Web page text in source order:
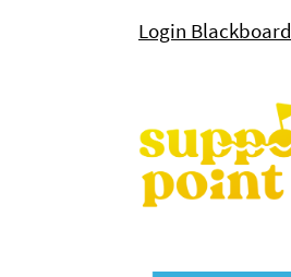
Login Blackboard